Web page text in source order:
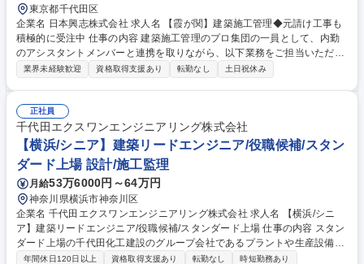
東京都千代田区
企業名 日本興志株式会社 求人名 【霞が関】建築施工管理◆元請け工事も
積極的に受注中 仕事の内容 建築施工管理のプロ集団の一員として、内勤
のアシスタントメンバーと連携を取りながら、以下業務をご担当いただき
ます。 ・現場調査・施工計画・予算組み・工程の管理・品質管理・安全管
築工事や大規模改修工事における専門工事（仮設、型枠、防水、塗装、 内
装仕上工事等）が中心となります。案件の多くは東京23区や神奈川・埼玉
などの関東圏がメインとなりますので長期の出張はございません。 募集職
種 【霞が関】建築施工管理◆元請け工事も積極的に受注中
業界未経験歓迎 資格取得支援あり 転勤なし 土日祝休み
正社員
千代田エクスワンエンジニアリング株式会社
【横浜/シニア】建築リードエンジニア/役職候補/スタン
ダード上場 設計/施工監理
月給53万6000円～64万円
神奈川県横浜市神奈川区
企業名 千代田エクスワンエンジニアリング株式会社 求人名 【横浜/シニ
ア】建築リードエンジニア/役職候補/スタンダード上場 仕事の内容 スタン
ダード上場の千代田化工建設のグループ会社であるプラントや生産設備の
設計、調達、建設、メンテナンスを行っている当社にて、工場などのプロ
年間休日120日以上 資格取得支援あり 転勤なし
時短勤務あり